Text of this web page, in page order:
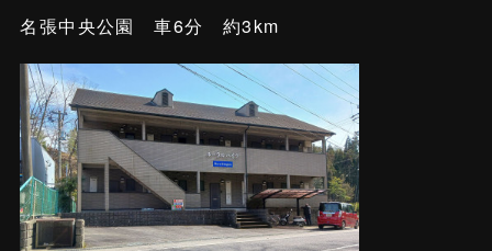
名張中央公園 車6分 約3km